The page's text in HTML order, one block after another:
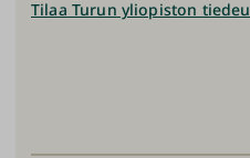
Tilaa Turun yliopiston